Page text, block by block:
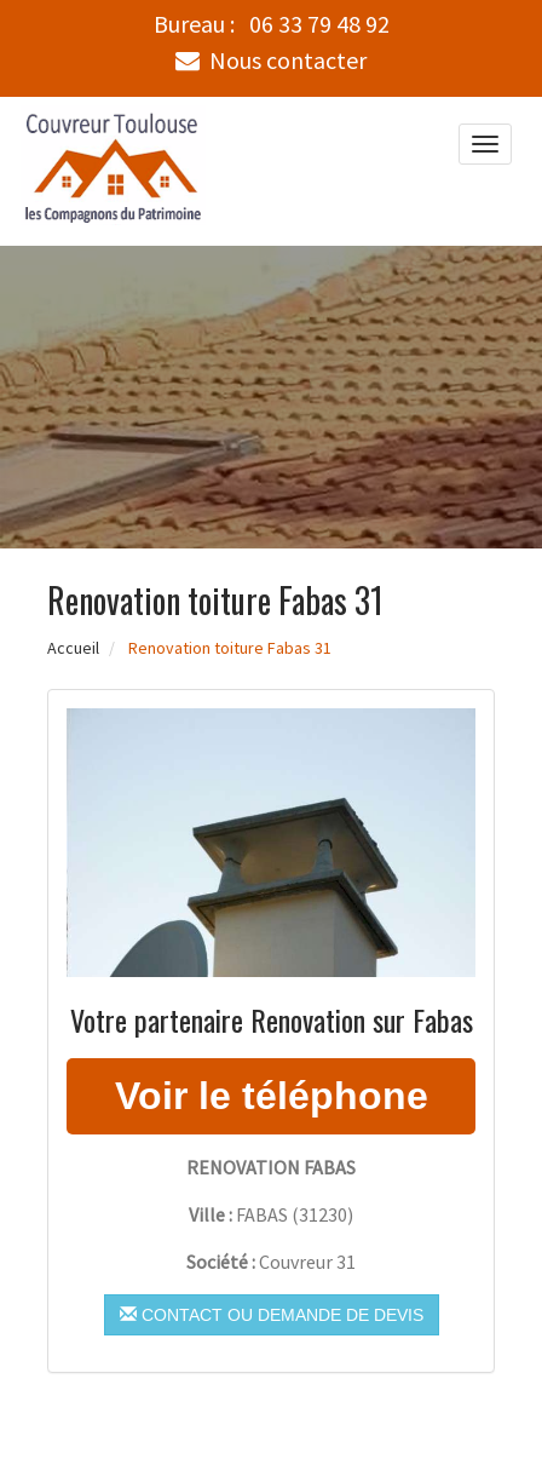
Bureau : 06 33 79 48 92
Nous contacter
Toggle
Renovation toiture Fabas 31
Accueil Renovation toiture Fabas 31
Votre partenaire Renovation sur Fabas
RENOVATION FABAS
Ville : FABAS (31230)
Société :Couvreur 31
CONTACT OU DEMANDE DE DEVIS